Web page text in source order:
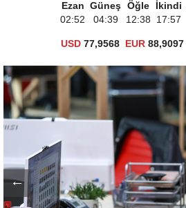
Ezan Güneş Öğle İkindi
02:52
04:39 12:38 17:57
USD 77,9568 EUR 88,9097
←